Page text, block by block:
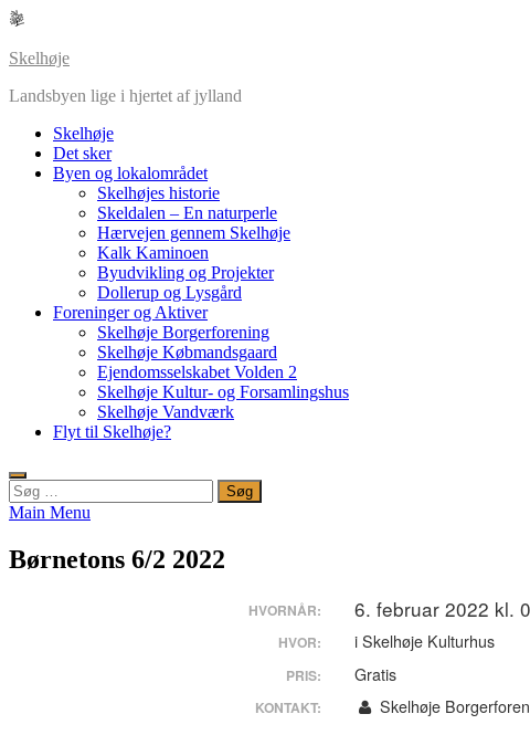
Skip
content
Skelhøje
Landsbyen lige i hjertet af jylland
Skelhøje
Det sker
Byen og lokalområdet
Skelhøjes historie
Skeldalen – En naturperle
Hærvejen gennem Skelhøje
Kalk Kaminoen
Byudvikling og Projekter
Dollerup og Lysgård
Foreninger og Aktiver
Skelhøje Borgerforening
Skelhøje Købmandsgaard
Ejendomsselskabet Volden 2
Skelhøje Kultur- og Forsamlingshus
Skelhøje Vandværk
Flyt til Skelhøje?
Søg
efter:
Main Menu
Børnetons 6/2 2022
HVORNÅR: 6. februar 2022 kl.
HVOR: i Skelhøje Kulturhus
PRIS: Gratis
KONTAKT: Skelhøje